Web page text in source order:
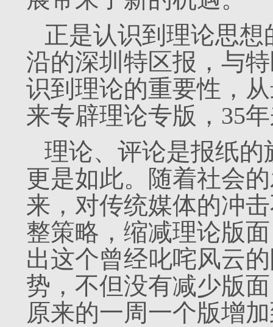
正是认识到理论思
沿的深圳特区报，与
识到理论的重要性，
来专辟理论专版，35
理论、评论是报纸
更是如此。随着社会
来，对传统媒体的冲
整策略，缩减理论版
出这个曾经叱咤风云
势，不但没有减少版
原来的一周一个版增